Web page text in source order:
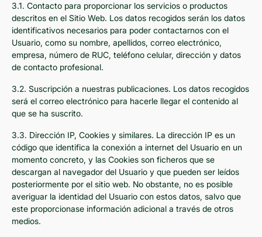
3.1. Contacto para proporcionar los servicios o productos
descritos en el Sitio Web. Los datos recogidos serán los datos
identificativos necesarios para poder contactarnos con el
Usuario, como su nombre, apellidos, correo electrónico,
empresa, número de RUC, teléfono celular, dirección y datos
de contacto profesional.
3.2. Suscripción a nuestras publicaciones. Los datos recogidos
será el correo electrónico para hacerle llegar el contenido al
que se ha suscrito.
3.3. Dirección IP, Cookies y similares. La dirección IP es un
código que identifica la conexión a internet del Usuario en un
momento concreto, y las Cookies son ficheros que se
descargan al navegador del Usuario y que pueden ser leídos
posteriormente por el sitio web. No obstante, no es posible
averiguar la identidad del Usuario con estos datos, salvo que
este proporcionase información adicional a través de otros
medios.